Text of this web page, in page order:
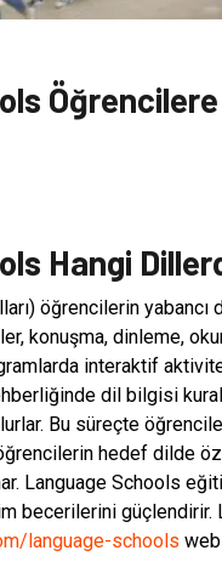
Hangi
öğrencilerin
konuşma, dinleme,
interaktif
dil bilgisi
Bu süreçte
hedef dilde
Language Schools
becerilerini
language-schools